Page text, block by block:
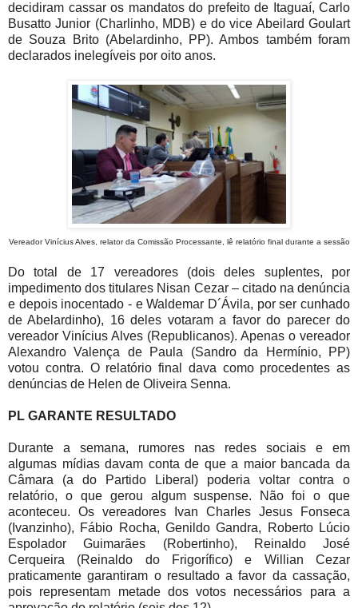
decidiram cassar os mandatos do prefeito de Itaguaí, Carlo
Busatto Junior (Charlinho, MDB) e do vice Abeilard Goulart
de Souza Brito (Abelardinho, PP). Ambos também foram
declarados inelegíveis por oito anos.
Vereador Vinícius Alves, relator da Comissão Processante, lê relatório final durante a sessão
Do total de 17 vereadores (dois deles suplentes, por
impedimento dos titulares Nisan Cezar – citado na denúncia
e depois inocentado - e Waldemar D´Ávila, por ser cunhado
de Abelardinho), 16 deles votaram a favor do parecer do
vereador Vinícius Alves (Republicanos). Apenas o vereador
Alexandro Valença de Paula (Sandro da Hermínio, PP)
votou contra. O relatório final dava como procedentes as
denúncias de Helen de Oliveira Senna.
PL GARANTE RESULTADO
Durante a semana, rumores nas redes sociais e em
algumas mídias davam conta de que a maior bancada da
Câmara (a do Partido Liberal) poderia voltar contra o
relatório, o que gerou algum suspense. Não foi o que
aconteceu. Os vereadores Ivan Charles Jesus Fonseca
(Ivanzinho), Fábio Rocha, Genildo Gandra, Roberto Lúcio
Espolador Guimarães (Robertinho), Reinaldo José
Cerqueira (Reinaldo do Frigorífico) e Willian Cezar
praticamente garantiram o resultado a favor da cassação,
pois representam metade dos votos necessários para a